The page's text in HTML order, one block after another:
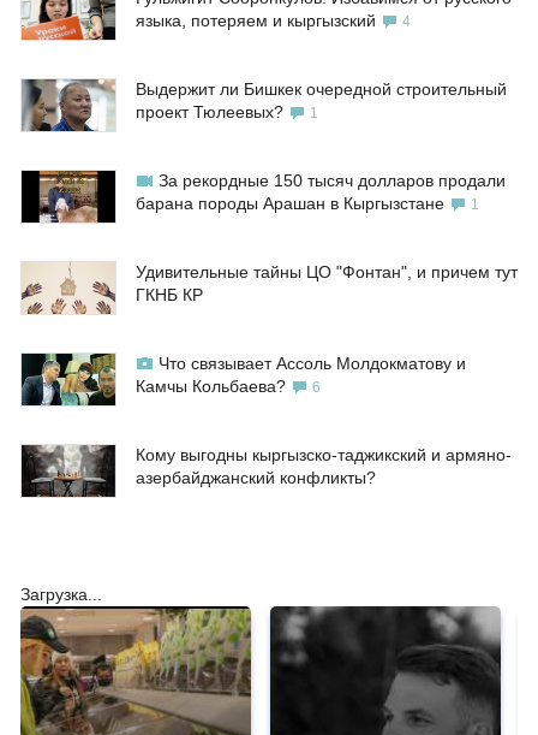
языка, потеряем и кыргызский
4
Выдержит ли Бишкек очередной строительный
проект Тюлеевых?
1
За рекордные 150 тысяч долларов продали
барана породы Арашан в Кыргызстане
1
Удивительные тайны ЦО "Фонтан", и причем тут
ГКНБ КР
Что связывает Ассоль Молдокматову и
Камчы Кольбаева?
6
Кому выгодны кыргызско-таджикский и армяно-
азербайджанский конфликты?
Загрузка...